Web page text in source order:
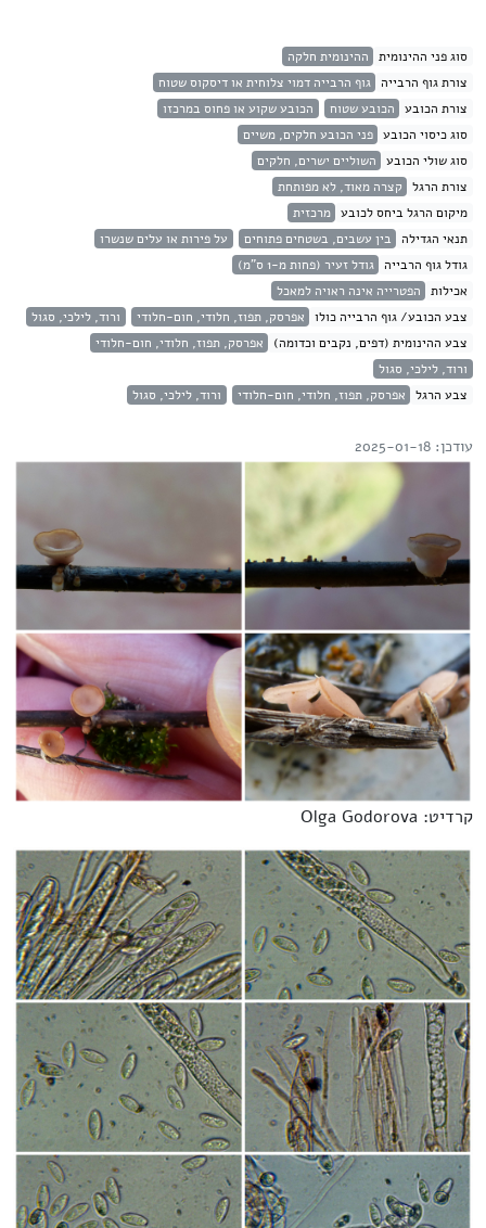
סוג פני ההינומית ההינומית חלקה
צורת גוף הרבייה גוף הרבייה דמוי צלוחית או דיסקוס שטוח
צורת הכובע הכובע שטוח
הכובע שקוע או פחוס במרכזו
סוג כיסוי הכובע פני הכובע חלקים, משיים
סוג שולי הכובע השוליים ישרים, חלקים
צורת הרגל קצרה מאוד, לא מפותחת
מיקום הרגל ביחס לכובע מרכזית
תנאי הגדילה בין עשבים, בשטחים פתוחים
על פירות או עלים שנשרו
גודל גוף הרבייה גודל זעיר (פחות מ-1 ס"מ)
אכילות הפטרייה אינה ראויה למאכל
צבע הכובע/ גוף הרבייה כולו אפרסק, תפוז, חלודי, חום-חלודי
ורוד, לילכי, סגול
צבע ההינומית (דפים, נקבים וכדומה) אפרסק, תפוז, חלודי, חום-חלודי
ורוד, לילכי, סגול
צבע הרגל אפרסק, תפוז, חלודי, חום-חלודי ורוד, לילכי, סגול
עודכן: 2025-01-18
קרדיט: Olga Godorova